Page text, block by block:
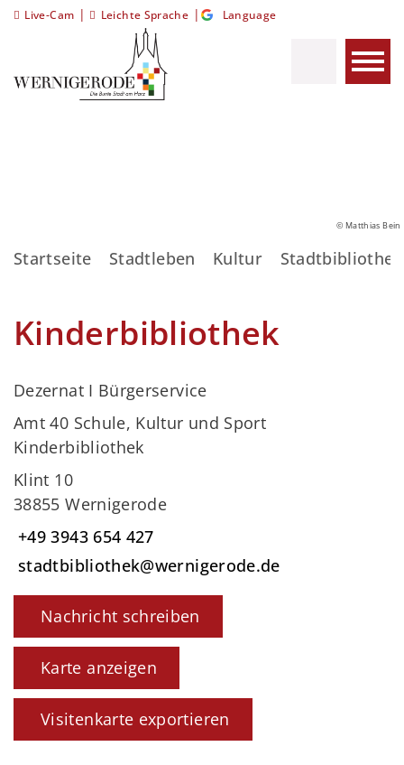
Live-Cam | Leichte Sprache | Language
© Matthias Bein
Startseite Stadtleben Kultur Stadtbibliothek
Kinderbibliothek
Dezernat I Bürgerservice
Amt 40 Schule, Kultur und Sport
Kinderbibliothek
Klint 10
38855 Wernigerode
+49 3943 654 427
stadtbibliothek@wernigerode.de
Nachricht schreiben
Karte anzeigen
Visitenkarte exportieren